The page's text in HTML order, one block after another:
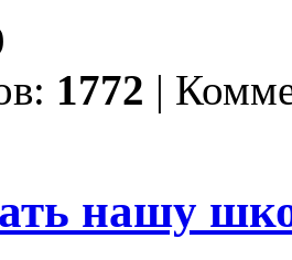
1772 |
нашу